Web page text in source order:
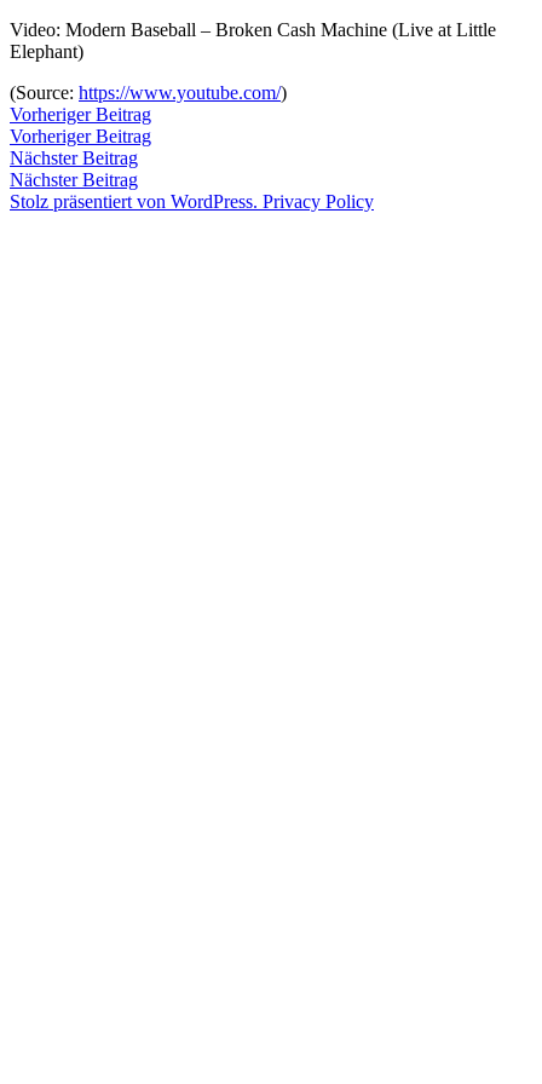
Zum
Inhalt
Veröffentlicht
snhpfr
19.
20164.
Januar
2020
Schreibe
Kommentar
zu
Video: Modern Baseball – Broken Cash Machine (Live at Little
Elephant)
(Source: https://www.youtube.com/)
Veröffentlicht
von
snhpfr
19.
April
20164.
Januar
Veröffentlicht
in
Uncategorized
Beitragsnavigation
Vorheriger BeitragVorheriger
Beitrag:
Vorheriger Beitrag
Nächster BeitragNächster
Beitrag:
Nächster Beitrag
Stolz präsentiert von WordPress. Privacy Policy